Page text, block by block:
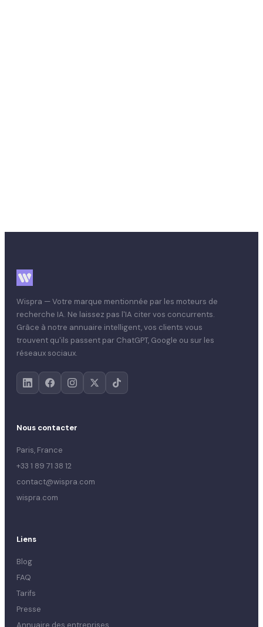
Wispra — Votre marque mentionnée par les moteurs de
recherche IA. Ne laissez pas l'IA citer vos concurrents.
Grâce à notre annuaire intelligent, vos clients vous
trouvent qu'ils passent par ChatGPT, Google ou sur les
réseaux sociaux.
Nous contacter
Paris, France
+33 1 89 71 38 12
contact@wispra.com
wispra.com
Liens
Blog
FAQ
Tarifs
Presse
Annuaire des entreprises